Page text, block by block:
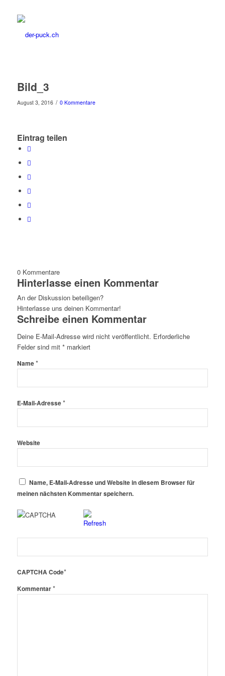
Bild_3
August 3, 2016 / 0 Kommentare
Eintrag teilen
0 Kommentare
Hinterlasse einen Kommentar
An der Diskussion beteiligen?
Hinterlasse uns deinen Kommentar!
Schreibe einen Kommentar
Deine E-Mail-Adresse wird nicht veröffentlicht. Erforderliche
Felder sind mit *markiert
Name*
E-Mail-Adresse*
Website
Name, E-Mail-Adresse und Website in diesem Browser für
meinen nächsten Kommentar speichern.
CAPTCHA Code*
Kommentar*